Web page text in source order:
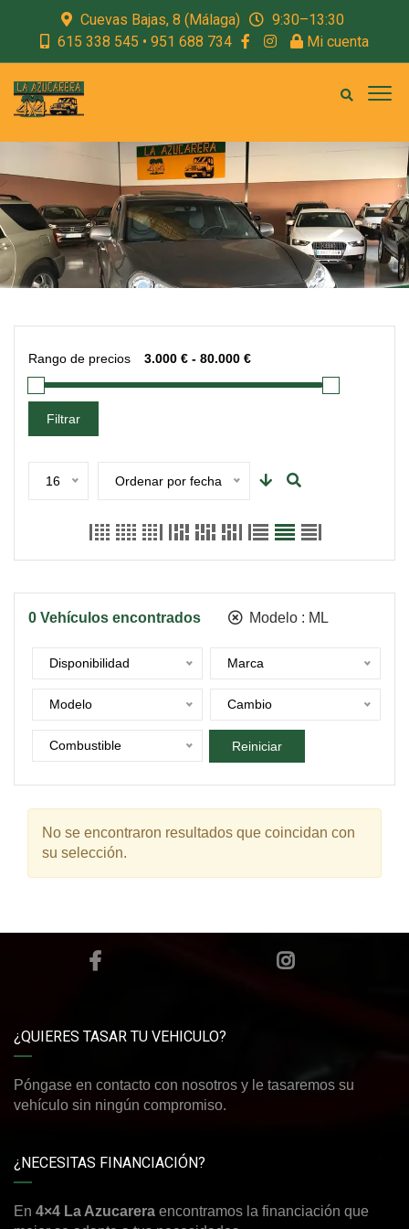
Cuevas Bajas, 8 (Málaga)
9:30–13:30
615 338 545 • 951 688 734
Mi cuenta
Rango de precios
Filtrar
16 Ordenar por fecha
0 Vehículos encontrados Modelo : ML
Disponibilidad Marca
Modelo Cambio
Combustible Reiniciar
No se encontraron resultados que coincidan con
su selección.
¿QUIERES TASAR TU VEHICULO?
Póngase en contacto con nosotros y le tasaremos su
vehículo sin ningún compromiso.
¿NECESITAS FINANCIACIÓN?
En 4×4 La Azucarera encontramos la financiación que